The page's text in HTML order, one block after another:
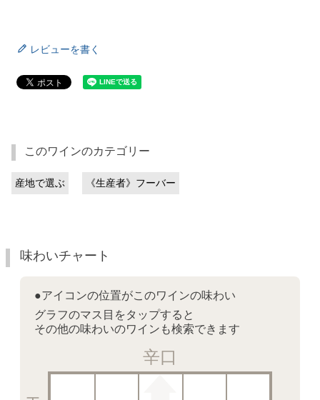
レビューを書く
このワインのカテゴリー
産地で選ぶ 《生産者》フーバー
味わいチャート
●アイコンの位置がこのワインの味わい
グラフのマス目をタップすると
その他の味わいのワインも検索できます
辛口